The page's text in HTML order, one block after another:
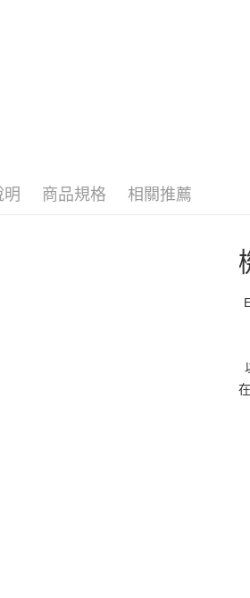
明 商品規格 相關推薦